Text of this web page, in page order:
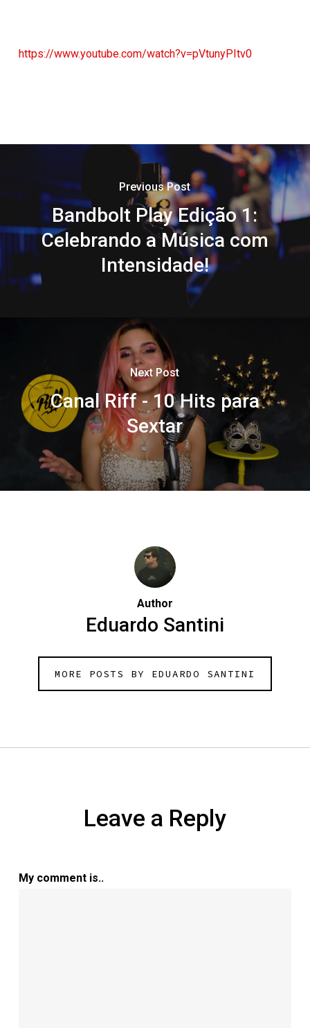
https://www.youtube.com/watch?v=pVtunyPItv0
Previous Post
Bandbolt Play Edição 1:
Celebrando a Música com
Intensidade!
Next Post
Canal Riff - 10 Hits para
Sextar
Author
Eduardo Santini
MORE POSTS BY EDUARDO SANTINI
Leave a Reply
My comment is..